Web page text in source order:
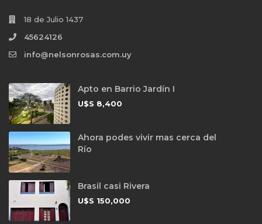
18 de Julio 1437
45624126
info@nelsonrosas.com.uy
Apto en Barrio Jardín I
U$S 8,400
Ahora podes vivir mas cerca del
Río
Brasil casi Rivera
U$S 150,000